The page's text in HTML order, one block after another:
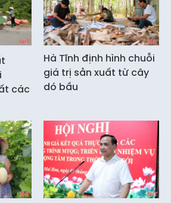
các
Hà Tĩnh định hình chuỗi
giá trị sản xuất từ cây
dó bầu